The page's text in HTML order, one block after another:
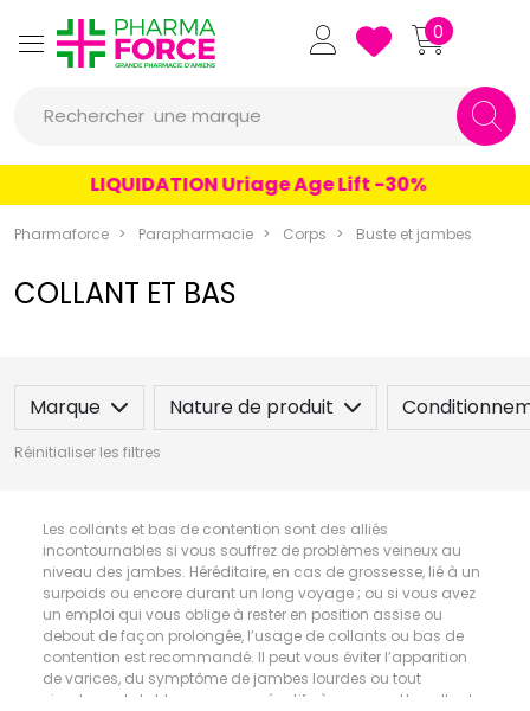
Pharmaforce Grande Pharmacie
0
Rechercher
un produit
une marque
LIQUIDATION Uriage Age Lift -30%
Pharmaforce Parapharmacie Corps Buste et jambes
COLLANT ET BAS
Marque Nature de produit
Réinitialiser les filtres
Les collants et bas de contention sont des alliés
incontournables si vous souffrez de problèmes veineux au
niveau des jambes. Héréditaire, en cas de grossesse, lié à un
surpoids ou encore durant un long voyage ; ou si vous avez
un emploi qui vous oblige à rester en position assise ou
debout de façon prolongée, l’usage de collants ou bas de
contention est recommandé. Il peut vous éviter l’apparition
de varices, du symptôme de jambes lourdes ou tout
simplement de bleus non consécutifs à un coup. Un collant